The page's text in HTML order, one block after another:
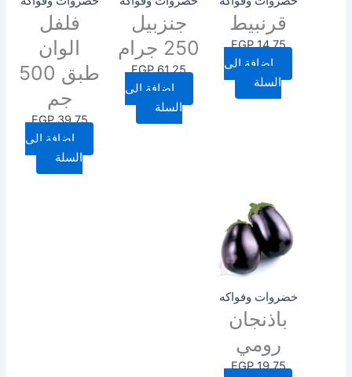
قرنبيط
EGP14.75
إضافة إلى
السلة
جنزبيل
250 جرام
EGP61.25
إضافة إلى
السلة
فلفل
الوان
طبق 500
جم
EGP39.75
إضافة إلى
السلة
خضروات وفواكه
باذنجان
رومي
EGP19.75